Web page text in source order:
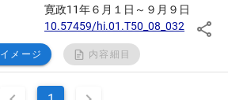
寛政11年６月１日～９月９日
10.57459/hi.01.T50_08_032
イメージ 内容細目